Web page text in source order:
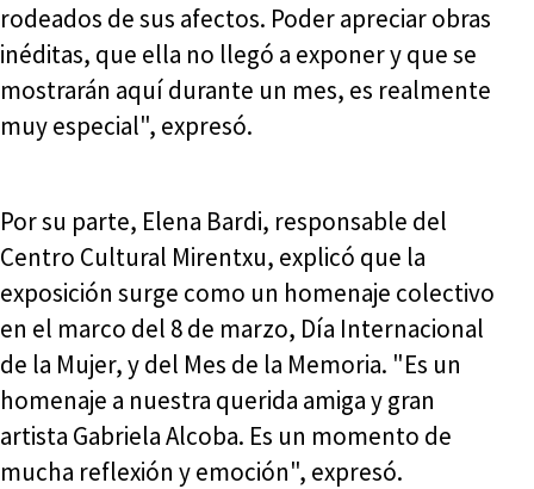
rodeados de sus afectos. Poder apreciar obras
inéditas, que ella no llegó a exponer y que se
mostrarán aquí durante un mes, es realmente
muy especial", expresó.
Por su parte, Elena Bardi, responsable del
Centro Cultural Mirentxu, explicó que la
exposición surge como un homenaje colectivo
en el marco del 8 de marzo, Día Internacional
de la Mujer, y del Mes de la Memoria. "Es un
homenaje a nuestra querida amiga y gran
artista Gabriela Alcoba. Es un momento de
mucha reflexión y emoción", expresó.